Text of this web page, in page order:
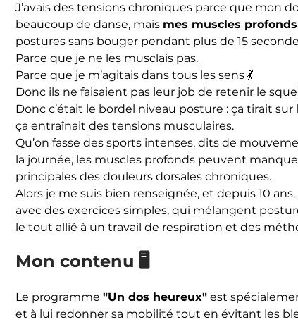
J’avais des tensions chroniques parce que mon
beaucoup de danse, mais mes muscles
postures sans bouger pendant plus de 15
Parce que je ne les musclais pas.
Parce que je m’agitais dans tous les sens 💃
Donc ils ne faisaient pas leur job de retenir le
Donc c’était le bordel niveau posture : ça tirait
ça entraînait des tensions musculaires.
Qu’on fasse des sports intenses, dits de
la journée, les muscles profonds peuvent
principales des douleurs dorsales chroniques.
Alors je me suis bien renseignée, et depuis 10
avec des exercices simples, qui mélangent
le tout allié à un travail de respiration et des
Mon contenu 🖥️
Le programme "Un dos heureux" est
et à lui redonner sa mobilité tout en évitant les